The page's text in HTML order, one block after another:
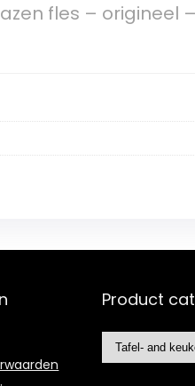
fles – origineel
Product